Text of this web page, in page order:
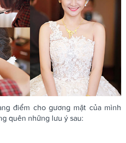
điểm cho gương mặt của mình
quên những lưu ý sau: